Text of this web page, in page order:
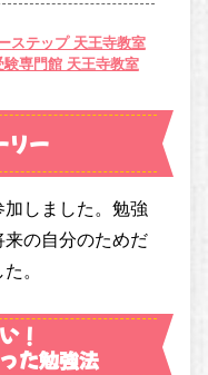
ステップ 天王寺教室
専門館 天王寺教室
リー
しました。勉強
の自分のためだ
。
！
た勉強法